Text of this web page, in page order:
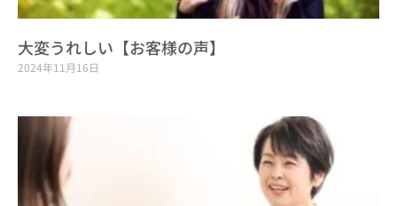
大変うれしい【お客様の声】
2024年11月16日